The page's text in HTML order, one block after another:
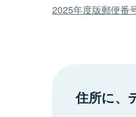
2025年度版郵便番
住所に、